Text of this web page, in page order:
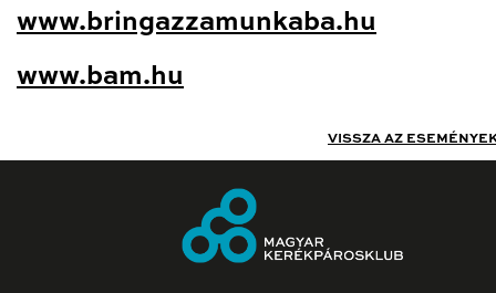
www.bringazzamunkaba.hu
www.bam.hu
VISSZA AZ